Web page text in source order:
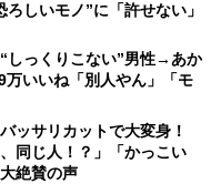
しいモノ”に「許せない」
しっくりこない”男性→あか
いいね「別人やん」「モ
ッサリカットで大変身！
同じ人！？」「かっこい
絶賛の声